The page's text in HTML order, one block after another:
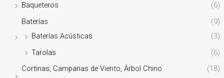
Baqueteros
(6)
Baterías
(9)
Baterías Acústicas
(3)
Tarolas
(6)
Cortinas, Campanas de Viento, Árbol Chino
(18)